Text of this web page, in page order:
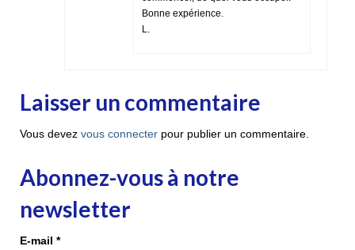
Bonne expérience.
L.
Laisser un commentaire
Vous devez vous connecter pour publier un commentaire.
Abonnez-vous à notre
newsletter
E-mail *